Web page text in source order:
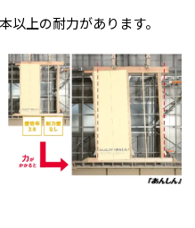
以上の耐力があります。